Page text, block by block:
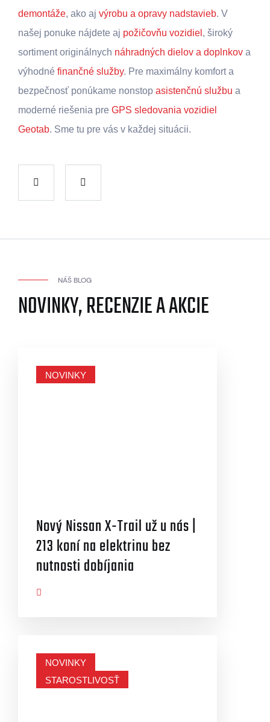
demontáže, ako aj výrobu a opravy nadstavieb. V
našej ponuke nájdete aj požičovňu vozidiel , široký
sortiment originálnych náhradných dielov a doplnkov a
výhodné finančné služby. Pre maximálny komfort a
bezpečnosť ponúkame nonstop asistenčnú službu a
moderné riešenia pre GPS sledovania vozidiel
Geotab. Sme tu pre vás v každej situácii.
NÁŠ BLOG
NOVINKY, RECENZIE A AKCIE
NOVINKY
Nový Nissan X-Trail už u nás |
213 koní na elektrinu bez
nutnosti dobíjania
NOVINKY
STAROSTLIVOSŤ